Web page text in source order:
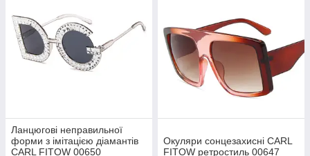
Ланцюгові неправильної
форми з імітацією діамантів
CARL FITOW 00650
Окуляри сонцезахисні CARL
FITOW ретростиль 00647